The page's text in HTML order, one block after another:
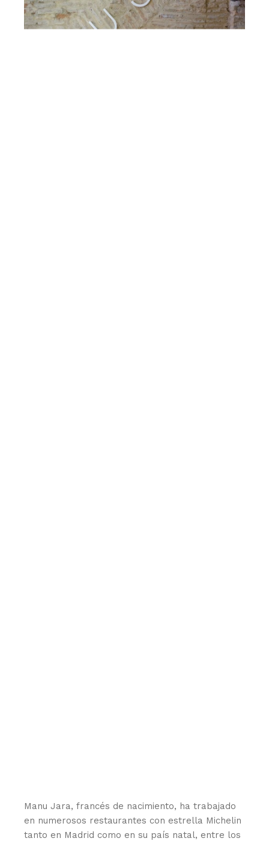
Manu Jara, francés de nacimiento, ha trabajado
en numerosos restaurantes con estrella Michelin
tanto en Madrid como en su país natal, entre los